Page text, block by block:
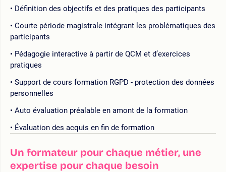
Définition des objectifs et des pratiques des participants
Courte période magistrale intégrant les problématiques des
participants
Pédagogie interactive à partir de QCM et d’exercices
pratiques
Support de cours formation RGPD - protection des données
personnelles
Auto évaluation préalable en amont de la formation
Évaluation des acquis en fin de formation
Un formateur pour chaque métier, une
expertise pour chaque besoin